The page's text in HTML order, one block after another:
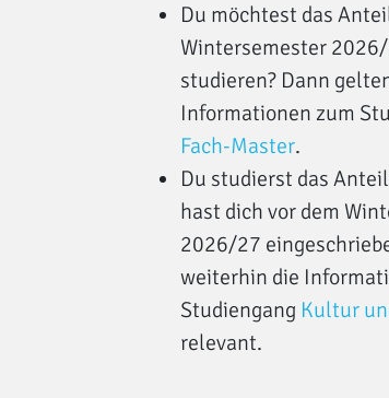
Du möchtest das
Wintersemester
studieren? Dann
Informationen zum
Fach-Master.
Du studierst das
hast dich vor dem
2026/27
weiterhin die
Studiengang Kultur
relevant.